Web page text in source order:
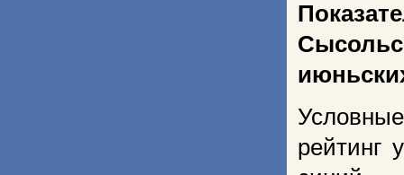
рейтинг